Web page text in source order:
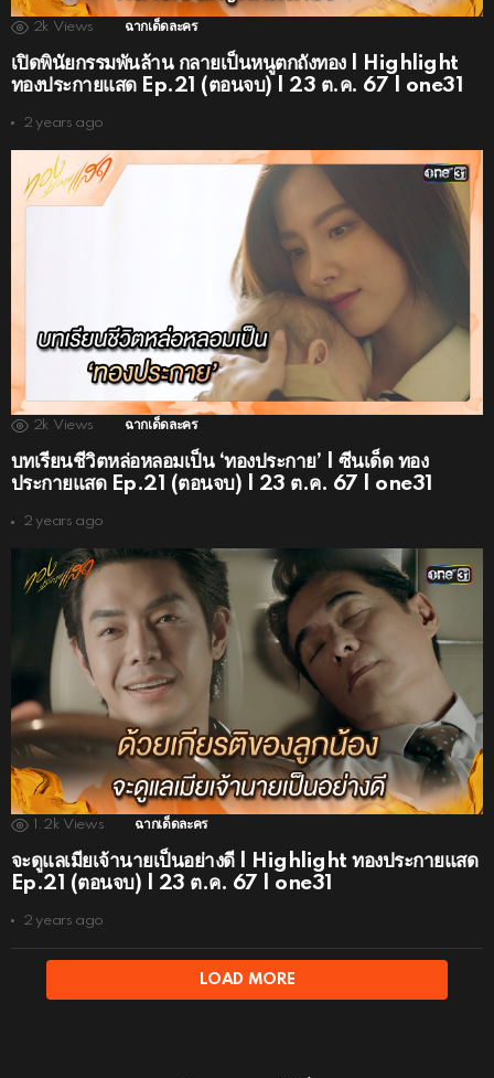
2k Views ฉากเด็ดละคร
เปิดพินัยกรรมพันล้าน กลายเป็นหนูตกถังทอง | Highlight
ทองประกายแสด Ep.21 (ตอนจบ) | 23 ต.ค. 67 | one31
2 years ago
2k Views ฉากเด็ดละคร
บทเรียนชีวิตหล่อหลอมเป็น ‘ทองประกาย’ | ซีนเด็ด ทอง
ประกายแสด Ep.21 (ตอนจบ) | 23 ต.ค. 67 | one31
2 years ago
1.2k Views ฉากเด็ดละคร
จะดูแลเมียเจ้านายเป็นอย่างดี | Highlight ทองประกายแสด
Ep.21 (ตอนจบ) | 23 ต.ค. 67 | one31
2 years ago
LOAD MORE